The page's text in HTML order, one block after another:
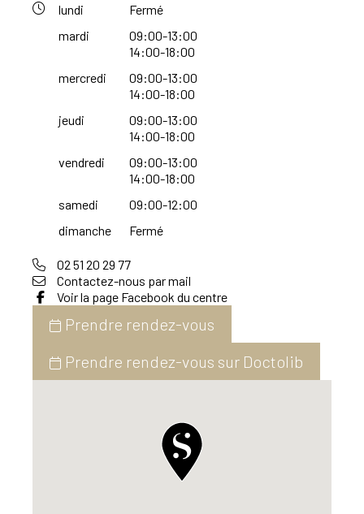
lundi
Fermé
mardi
09:00-13:00
14:00-18:00
mercredi
09:00-13:00
14:00-18:00
jeudi
09:00-13:00
14:00-18:00
vendredi
09:00-13:00
14:00-18:00
samedi
09:00-12:00
dimanche
Fermé
02 51 20 29 77
Contactez-nous par mail
Voir la page Facebook du centre
Prendre rendez-vous
Prendre rendez-vous sur Doctolib